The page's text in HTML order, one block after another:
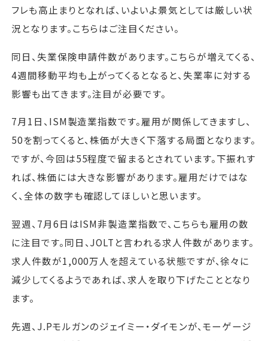
フレも高止まりとなれば、いよいよ景気としては厳しい状
況となります。こちらはご注目ください。
同日、失業保険申請件数があります。こちらが増えてくる、
4週間移動平均も上がってくるとなると、失業率に対する
影響も出てきます。注目が必要です。
7月1日、ISM製造業指数です。雇用が関係してきますし、
50を割ってくると、株価が大きく下落する局面となります。
ですが、今回は55程度で留まるとされています。下振れす
れば、株価には大きな影響があります。雇用だけではな
く、全体の数字も確認してほしいと思います。
翌週、7月6日はISM非製造業指数で、こちらも雇用の数
に注目です。同日、JOLTと言われる求人件数があります。
求人件数が1,000万人を超えている状態ですが、徐々に
減少してくるようであれば、求人を取り下げたこととなり
ます。
先週、J.Pモルガンのジェイミー・ダイモンが、モーゲージ